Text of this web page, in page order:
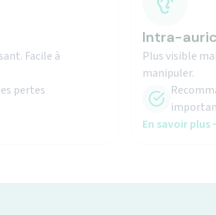
Facile à
pertes
Intra-
Plus visible
manipuler.
En savoir plus